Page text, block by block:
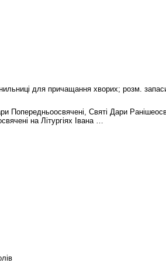
для причащання хворих; розм.
Попередньоосвячені, Святі Дари
на Літургіях Івана …